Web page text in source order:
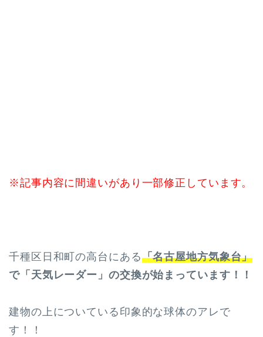
※記事内容に間違いがあり一部修正しています。
千種区日和町の高台にある「名古屋地方気象台」
で「天気レーダー」の交換が始まっています！！
建物の上についている印象的な球体のアレで
す！！